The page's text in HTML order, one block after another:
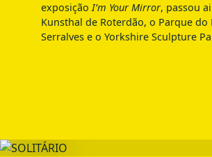
exposiçãoI’m Your Mirror, passou
Kunsthal de Roterdão, o Parque do
Serralves e o Yorkshire Sculpture